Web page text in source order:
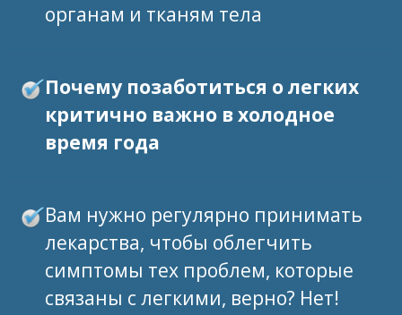
органам и тканям тела
Почему позаботиться о легких
критично важно в холодное
время года
Вам нужно регулярно принимать
лекарства, чтобы облегчить
симптомы тех проблем, которые
связаны с легкими, верно? Нет!